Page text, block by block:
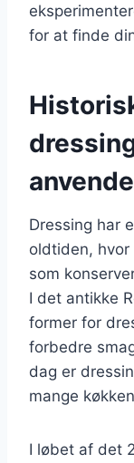
for at finde
Dressing har
oldtiden,
som
I det antikke
former for
forbedre
dag er
mange
I løbet af det